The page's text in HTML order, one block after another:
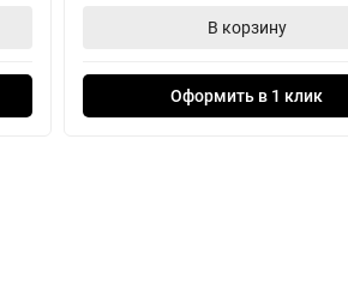
В корзину
Оформить в 1 клик